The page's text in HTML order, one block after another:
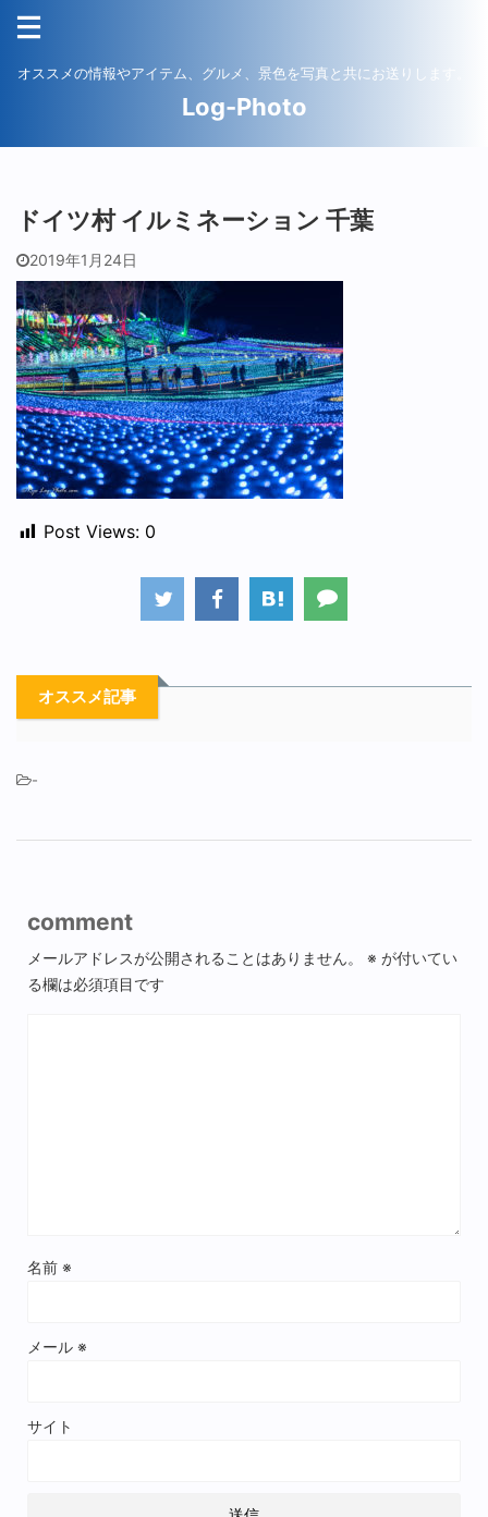
オススメの情報やアイテム、グルメ、景色を写真と共にお送りします。
Log-Photo
ドイツ村 イルミネーション 千葉
2019年1月24日
Post Views: 0
オススメ記事
-
comment
メールアドレスが公開されることはありません。 ※ が付いてい
る欄は必須項目です
名前 ※
メール ※
サイト